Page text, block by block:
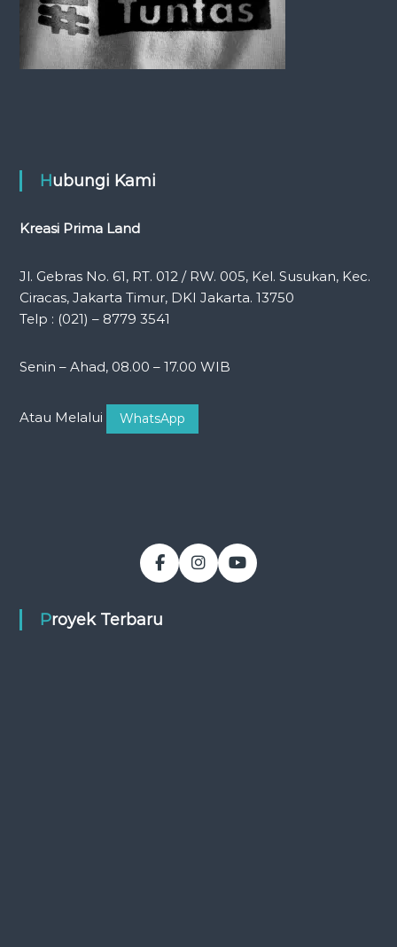
Hubungi Kami
Kreasi Prima Land
Jl. Gebras No. 61, RT. 012 / RW. 005, Kel. Susukan, Kec.
Ciracas, Jakarta Timur, DKI Jakarta. 13750
Telp : (021) – 8779 3541
Senin – Ahad, 08.00 – 17.00 WIB
Atau Melalui WhatsApp
Proyek Terbaru